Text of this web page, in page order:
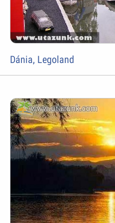
Dánia, Legoland